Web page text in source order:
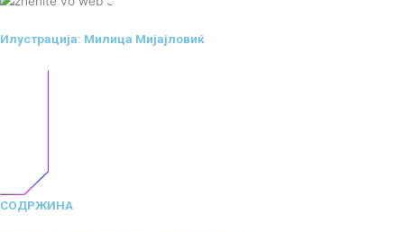
Илустрација: Милица Мијајловиќ
СОДРЖИНА